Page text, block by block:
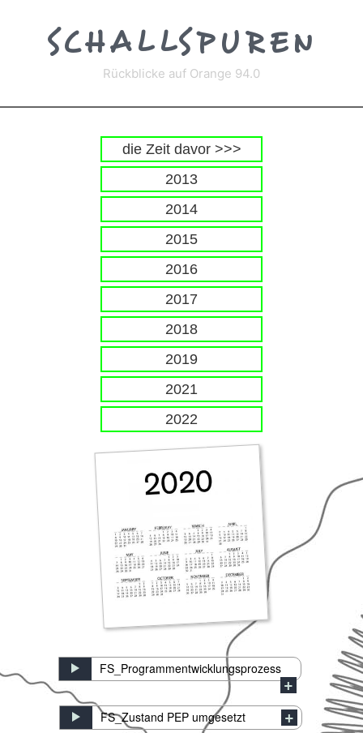
SCHALLSPUREN
Rückblicke auf Orange 94.0
die Zeit davor >>>
2013
2014
2015
2016
2017
2018
2019
2021
2022
FS_Programmentwicklungsprozess
FS_Zustand PEP umgesetzt